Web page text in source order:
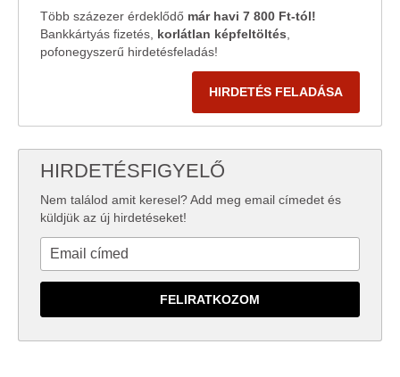
Több százezer érdeklődő már havi 7 800 Ft-tól!
Bankkártyás fizetés, korlátlan képfeltöltés
pofonegyszerű hirdetésfeladás!
HIRDETÉS FELADÁSA
HIRDETÉSFIGYELŐ
Nem találod amit keresel? Add meg email címedet és
küldjük az új hirdetéseket!